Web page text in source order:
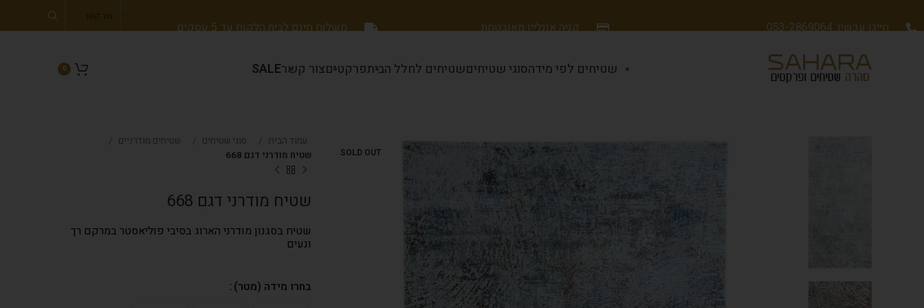
משלוח חינם לבית הלקוח עד 5 עסקים קניה אונליין מאובטחת חייגו עכשיו: 053-2869064
צור קשר
שטיחים לפי מידהסוגי שטיחיםשטיחים לחלל הביתפרקטיםצור קשרSALE
0
SOLD OUT
עמוד הבית סוגי שטיחים
שטיחים מודרניים
שטיח מודרני דגם 668
שטיח מודרני דגם 668
שטיח בסגנון מודרני הארוג בסיבי פוליאסטר במרקם רך
ונעים
בחרו מידה (מטר)